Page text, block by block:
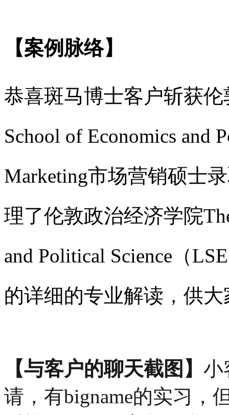
【案例脉络】
恭喜斑马博士客户斩获伦
School of Economics and
Marketing市场营销硕士
理了伦敦政治经济学院
and Political Science（
的详细的专业解读，供
【与客户的聊天截图】 小
请，有bigname的实习，